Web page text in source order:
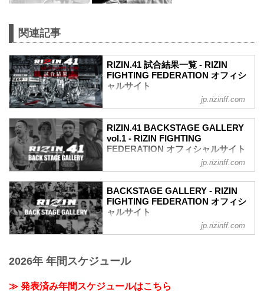
関連記事
RIZIN.41 試合結果一覧 - RIZIN
FIGHTING FEDERATION オフィシ
ャルサイト
第10試合／皇治 vs. 芦澤竜誠
3R（61.0kg）
（LOSE）皇治 vs. 芦澤竜誠（WIN）
3R 判定 （1-2）
第9試合／ヴガール・ケラモフ vs. 堀江圭
功
RIZIN MMAルール：5分 3R（66.0kg）
（WIN）ヴガール・ケラモフ vs. 堀江圭
功（LOSE）
2R 3分21秒 SUB（タップアウト：リアネ
イキッドチョーク）
第8試合／ストラッサー起一 vs. 中村K太
RIZIN ...
jp.rizinff.com
RIZIN.41 BACKSTAGE GALLERY
vol.1 - RIZIN FIGHTING
FEDERATION オフィシャルサイト
戦いの裏側で選手が見せる真実の素顔を
第1試合〜第8試合までのvol.2はこちら！
第10試合／皇治 vs. 芦澤竜誠
5
功
3
jp.rizinff.com
BACKSTAGE GALLERY - RIZIN
FIGHTING FEDERATION オフィシ
ャルサイト
BACKSTAGE GALLERY の記事一覧 - 格
イジン ファイティング フェデレーショ
いきます。
jp.rizinff.com
2026年 年間スケジュール
≫ 発表済み年間スケジュールはこちら